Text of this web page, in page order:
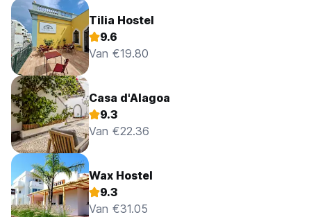
Tilia Hostel
9.6
Van €19.80
Casa d'Alagoa
9.3
Van €22.36
Wax Hostel
9.3
Van €31.05